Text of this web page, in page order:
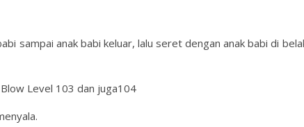
sampai anak babi keluar, lalu seret dengan anak babi di
Blow Level 103 dan juga104